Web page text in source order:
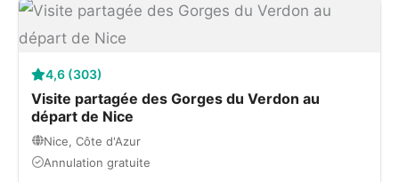
4,6 (303)
Visite partagée des Gorges du Verdon au
départ de Nice
Nice, Côte d'Azur
Annulation gratuite